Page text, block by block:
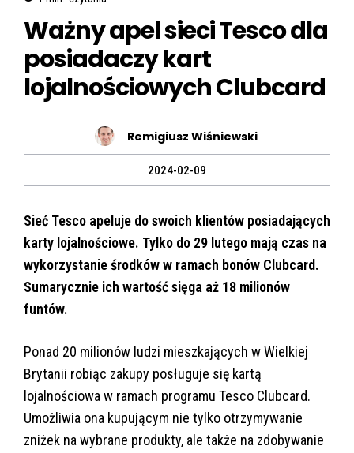
Ważny apel sieci Tesco dla
posiadaczy kart
lojalnościowych Clubcard
Remigiusz Wiśniewski
2024-02-09
Sieć Tesco apeluje do swoich klientów posiadających
karty lojalnościowe. Tylko do 29 lutego mają czas na
wykorzystanie środków w ramach bonów Clubcard.
Sumarycznie ich wartość sięga aż 18 milionów
funtów.
Ponad 20 milionów ludzi mieszkających w Wielkiej
Brytanii robiąc zakupy posługuje się kartą
lojalnościowa w ramach programu Tesco Clubcard.
Umożliwia ona kupującym nie tylko otrzymywanie
zniżek na wybrane produkty, ale także na zdobywanie